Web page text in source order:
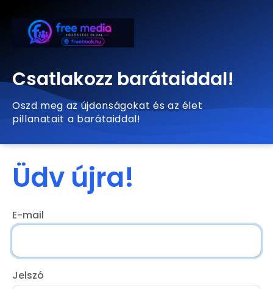
Csatlakozz barátaiddal!
Oszd meg az újdonságokat és az élet
pillanatait a barátaiddal!
Üdv újra!
E-mail
Jelszó